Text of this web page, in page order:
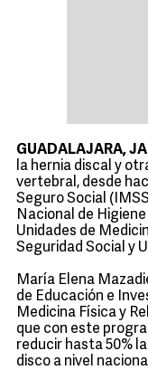
GUADALAJARA,
la hernia discal y
vertebral, desde
Seguro Social
Nacional de
Unidades de
Seguridad Social y
María Elena
de Educación e
Medicina Física y
que con este
reducir hasta 50%
disco a nivel